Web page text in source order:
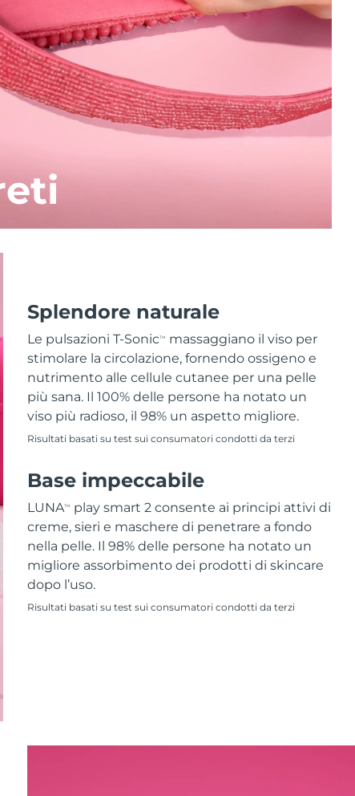
Splendore naturale
Le pulsazioni T-SonicTM
massaggiano il viso per
stimolare la circolazione, fornendo ossigeno e
nutrimento alle cellule cutanee per una pelle
più sana. Il 100% delle persone ha notato un
viso più radioso, il 98% un aspetto migliore.
Risultati basati su test sui consumatori condotti da terzi
Base impeccabile
LUNATM
play smart 2 consente ai principi attivi di
creme, sieri e maschere di penetrare a fondo
nella pelle. Il 98% delle persone ha notato un
migliore assorbimento dei prodotti di skincare
dopo l’uso.
Risultati basati su test sui consumatori condotti da terzi